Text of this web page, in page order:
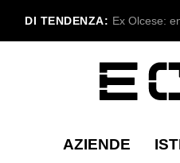
DI TENDENZA: Ex Olcese:
AZIENDE